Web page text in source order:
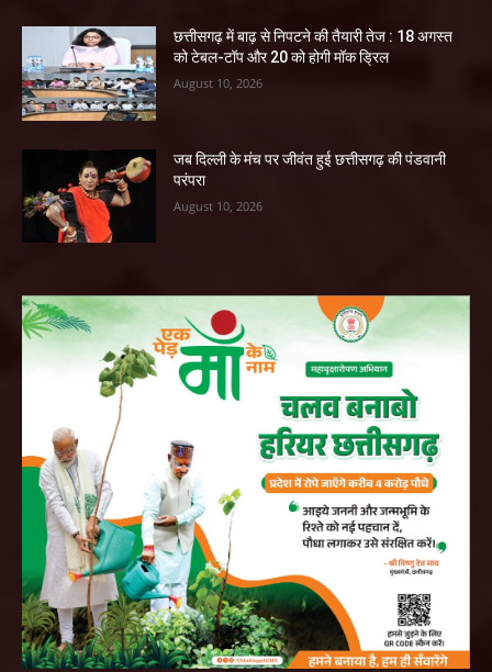
छत्तीसगढ़ में बाढ़ से निपटने की तैयारी तेज : 18 अगस्त
को टेबल-टॉप और 20 को होगी मॉक ड्रिल
August 10, 2026
जब दिल्ली के मंच पर जीवंत हुई छत्तीसगढ़ की पंडवानी
परंपरा
August 10, 2026